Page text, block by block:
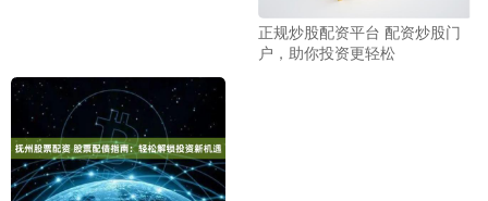
正规炒股配资平台 配资炒股门
户，助你投资更轻松